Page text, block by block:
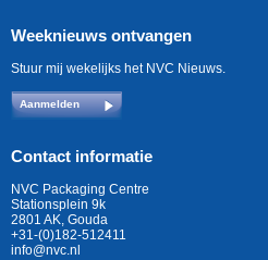
Weeknieuws ontvangen
Stuur mij wekelijks het NVC Nieuws.
Aanmelden
Contact informatie
NVC Packaging Centre
Stationsplein 9k
2801 AK, Gouda
+31-(0)182-512411
info@nvc.nl